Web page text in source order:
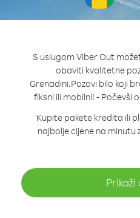
S uslugom Viber Out
obaviti kvalitetne
Grenadini.Pozovi bilo koji
fiksni ili mobilni! - Počevši
Kupite pakete kredita ili
najbolje cijene na minutu
Prikaži